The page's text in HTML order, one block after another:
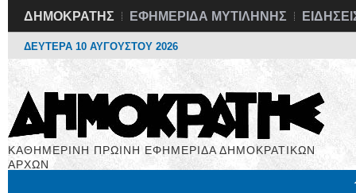
ΔΗΜΟΚΡΑΤΗΣ ΕΦΗΜΕΡΙΔΑ ΜΥΤΙΛΗΝΗΣ
ΔΕΥΤΕΡΑ 10 ΑΥΓΟΥΣΤΟΥ 2026
ΚΑΘΗΜΕΡΙΝΗ ΠΡΩΙΝΗ ΕΦΗΜΕΡΙΔΑ ΔΗΜΟΚΡΑΤΙΚΩΝ
ΑΡΧΩΝ